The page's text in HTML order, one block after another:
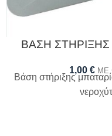
ΒΑΣΗ
1,00 € ΜΕ
Βάση στήριξης